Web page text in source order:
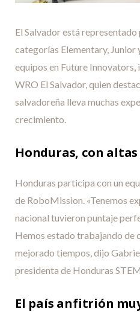
El Salvador está representado
categorías Elementary, Junior
equipos en Future Innovators,
WRO El Salvador, quien
salvadoreña lleva muchas
crecimiento.
Honduras, con
Honduras participa con un
de RoboMission. «Tenemos
nacional tuvieron puntaje
Hemos estado trabajando de
mejorado tiempos, dijo
presidenta de Honduras
El país anfitrión